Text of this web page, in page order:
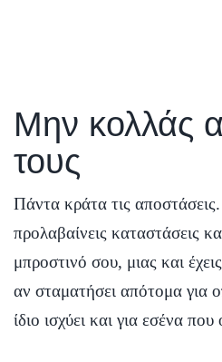
Μην κολλάς
τους
Πάντα κράτα τις
προλαβαίνεις καταστάσεις
μπροστινό σου, μιας και
αν σταματήσει απότομα για
ίδιο ισχύει και για εσένα